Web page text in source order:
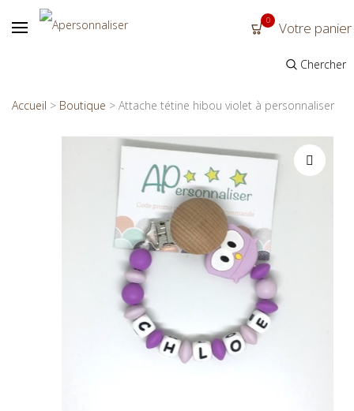
0 Votre panier
Chercher
Accueil > Boutique > Attache tétine hibou violet à personnaliser